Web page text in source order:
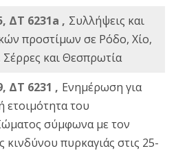
ΔΤ 6231a , Συλλήψεις και
προστίμων σε Ρόδο, Χίο,
και Θεσπρωτία
ΔΤ 6231 , Ενημέρωση για
ετοιμότητα του
σύμφωνα με τον
πυρκαγιάς στις 25-